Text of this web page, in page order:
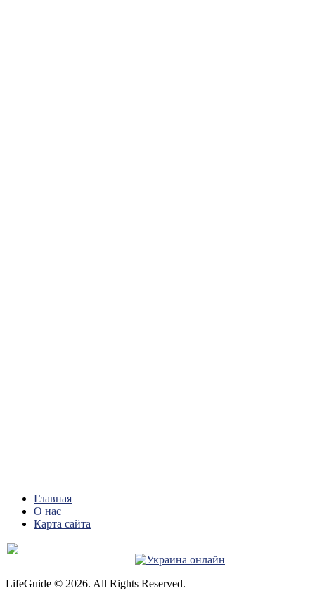
Главная
О нас
Карта сайта
LifeGuide © 2026. All Rights Reserved.